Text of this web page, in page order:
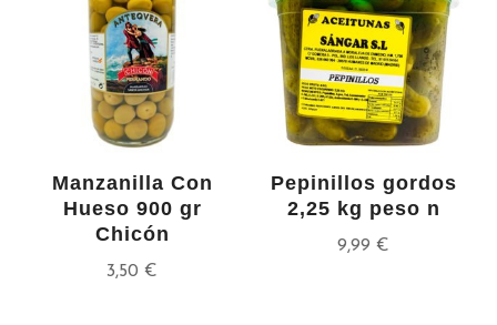
Manzanilla Con
Hueso 900 gr
Chicón
3,50€
Pepinillos gordos
2,25 kg peso n
9,99€